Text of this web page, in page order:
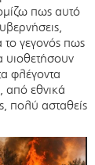
πως αυτό
το γεγονός πως
υιοθετήσουν
φλέγοντα
από εθνικά
πολύ ασταθείς